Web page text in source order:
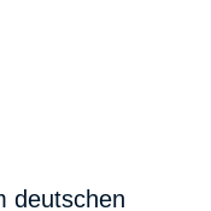
deutschen